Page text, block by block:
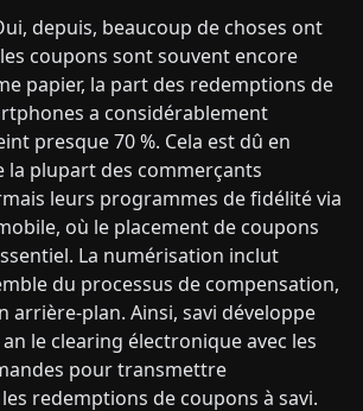
depuis, beaucoup de choses ont
coupons sont souvent encore
papier, la part des redemptions de
a considérablement
presque 70 %. Cela est dû en
la plupart des commerçants
leurs programmes de fidélité via
où le placement de coupons
La numérisation inclut
du processus de compensation,
arrière-plan. Ainsi, savi développe
le clearing électronique avec les
pour transmettre
redemptions de coupons à savi.